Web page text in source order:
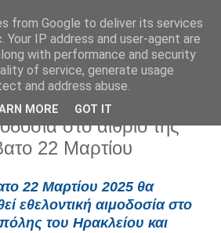
στο αίθριο της
22 Μαρτίου
22 Μαρτίου 2025 θα
εθελοντική αιμοδοσία στο
του Ηρακλείου και
from Google to deliver its services
Your IP address and user-agent are
with performance and security
of service, generate usage
and address abuse.
MORE GOT IT